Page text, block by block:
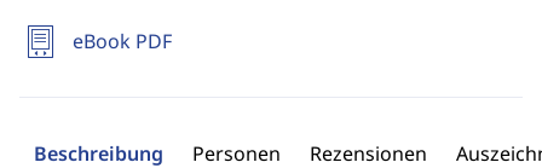
eBook PDF
Beschreibung Personen Rezensionen